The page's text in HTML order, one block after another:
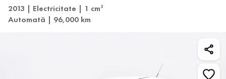
2013 | Electricitate | 1 cm3
Automată | 96,000 km